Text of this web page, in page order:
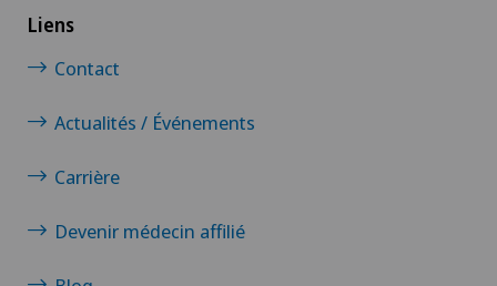
Liens
Contact
Actualités / Événements
Carrière
Devenir médecin affilié